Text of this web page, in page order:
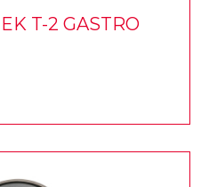
T-2 GASTRO